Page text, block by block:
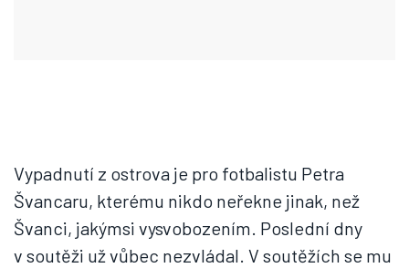
Vypadnutí z ostrova je pro fotbalistu Petra
Švancaru, kterému nikdo neřekne jinak, než
Švanci, jakýmsi vysvobozením. Poslední dny
v soutěži už vůbec nezvládal. V soutěžích se mu